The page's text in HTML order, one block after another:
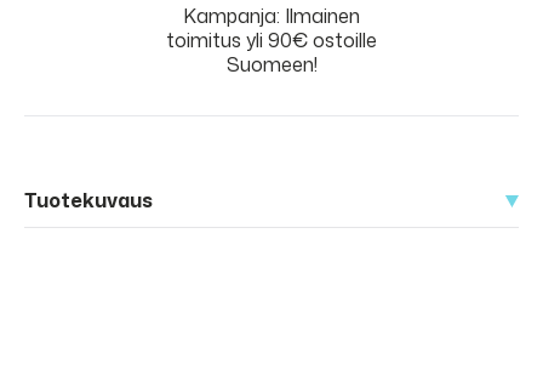
Kampanja: Ilmainen
toimitus yli 90€ ostoille
Suomeen!
Tuotekuvaus